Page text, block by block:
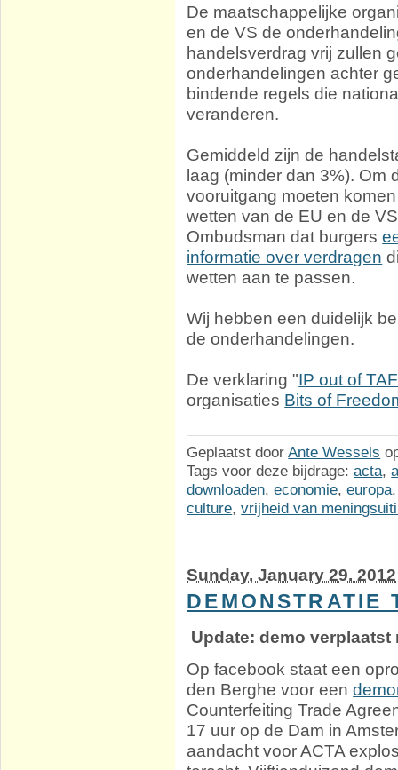
De maatschappelijke
en de VS de
handelsverdrag vrij zullen
onderhandelingen achter
bindende regels die
veranderen.
Gemiddeld zijn de
laag (minder dan 3%). Om
vooruitgang moeten
wetten van de EU en de
Ombudsman dat burgers
informatie over verdragen
wetten aan te passen.
Wij hebben een duidelijk
de onderhandelingen.
De verklaring "IP out of
organisaties Bits of
Geplaatst doorAnte Wessels
Tags voor deze bijdrage:acta,
downloaden,economie,europa
culture,vrijheid van
Sunday, January 29. 2012
DEMONSTRATIE
Update: demo verplaatst
Op facebook staat een
den Berghe voor een
Counterfeiting Trade
17 uur op de Dam in
aandacht voor ACTA